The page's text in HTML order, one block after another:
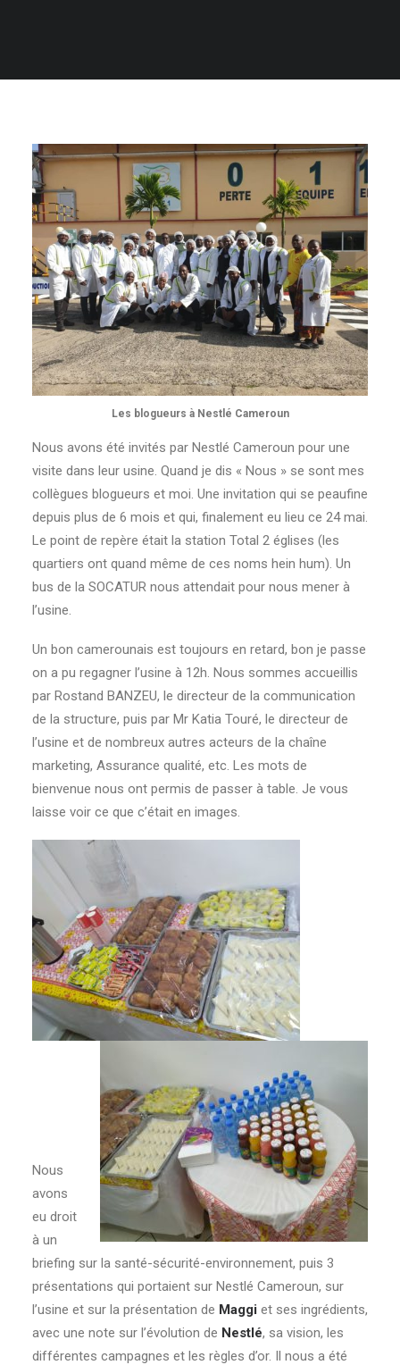
Les blogueurs à Nestlé Cameroun
Nous avons été invités par Nestlé Cameroun pour une
visite dans leur usine. Quand je dis « Nous » se sont mes
collègues blogueurs et moi. Une invitation qui se peaufine
depuis plus de 6 mois et qui, finalement eu lieu ce 24 mai.
Le point de repère était la station Total 2 églises (les
quartiers ont quand même de ces noms hein hum). Un
bus de la SOCATUR nous attendait pour nous mener à
l’usine.
Un bon camerounais est toujours en retard, bon je passe
on a pu regagner l’usine à 12h. Nous sommes accueillis
par Rostand BANZEU, le directeur de la communication
de la structure, puis par Mr Katia Touré, le directeur de
l’usine et de nombreux autres acteurs de la chaîne
marketing, Assurance qualité, etc. Les mots de
bienvenue nous ont permis de passer à table. Je vous
laisse voir ce que c’était en images.
Nous
avons
eu droit
à un
briefing sur la santé-sécurité-environnement, puis 3
présentations qui portaient sur Nestlé Cameroun, sur
l’usine et sur la présentation de Maggi et ses ingrédients,
avec une note sur l’évolution de Nestlé, sa vision, les
différentes campagnes et les règles d’or. Il nous a été